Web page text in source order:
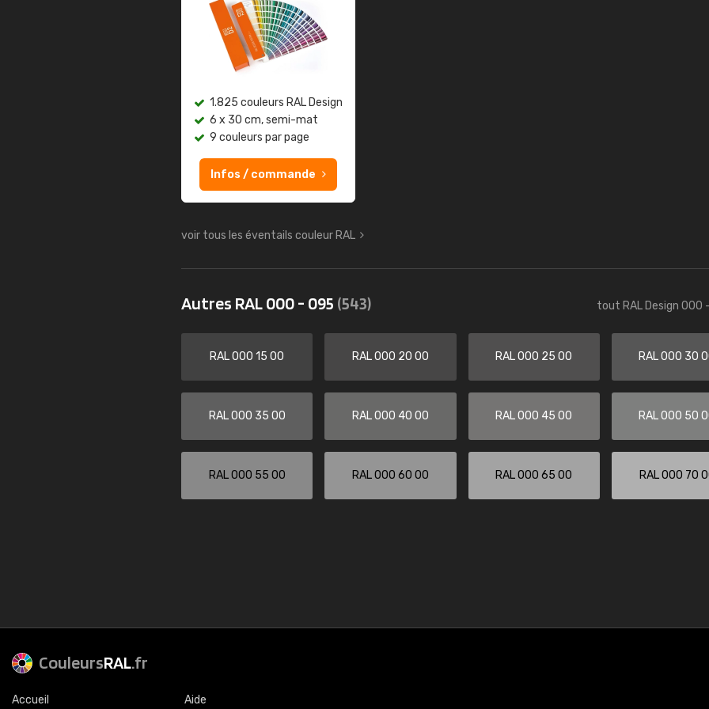
1.825 couleurs RAL Design
6 x 30 cm, semi-mat
9 couleurs par page
Infos / commande
voir tous les éventails couleur RAL
Autres RAL 000 - 095 (543) tout RAL Design 000
RAL 000 15 00 RAL 000 20 00 RAL 000 25 00 RAL 000 30
RAL 000 35 00 RAL 000 40 00 RAL 000 45 00 RAL 000 50
RAL 000 55 00 RAL 000 60 00 RAL 000 65 00 RAL 000 70
CouleursRAL.fr
Accueil Aide